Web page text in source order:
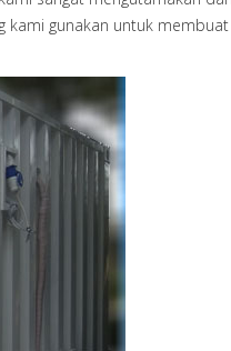
kami gunakan untuk